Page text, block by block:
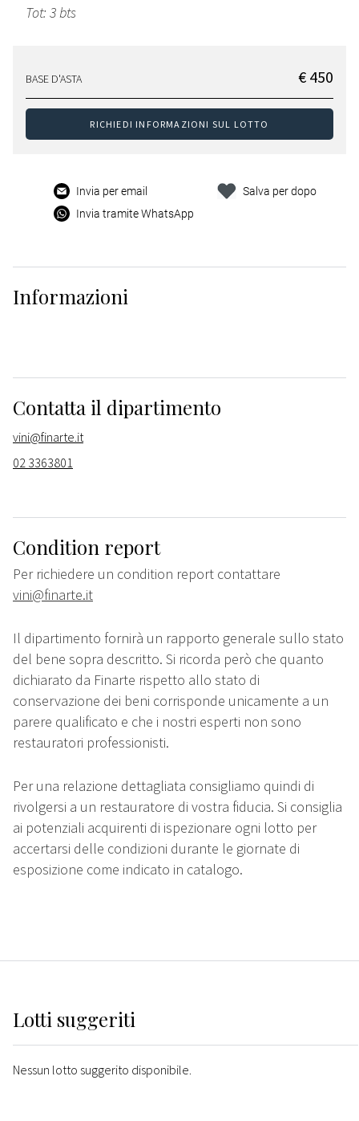
Tot: 3 bts
BASE D'ASTA € 450
RICHIEDI INFORMAZIONI SUL LOTTO
Invia per email
Invia tramite WhatsApp
Salva per dopo
Informazioni
Contatta il dipartimento
vini@finarte.it
02 3363801
Condition report
Per richiedere un condition report contattare
vini@finarte.it
Il dipartimento fornirà un rapporto generale sullo stato
del bene sopra descritto. Si ricorda però che quanto
dichiarato da Finarte rispetto allo stato di
conservazione dei beni corrisponde unicamente a un
parere qualificato e che i nostri esperti non sono
restauratori professionisti.
Per una relazione dettagliata consigliamo quindi di
rivolgersi a un restauratore di vostra fiducia. Si consiglia
ai potenziali acquirenti di ispezionare ogni lotto per
accertarsi delle condizioni durante le giornate di
esposizione come indicato in catalogo.
Lotti suggeriti
Nessun lotto suggerito disponibile.